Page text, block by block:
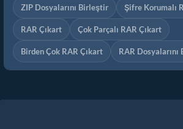
ZIP Dosyalarını Birleştir Şifre Korumalı
RAR Çıkart Çok Parçalı RAR Çıkart
Birden Çok RAR Çıkart RAR